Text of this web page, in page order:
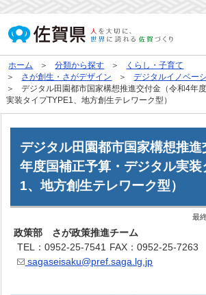
ホーム 分類から探す
くらし・子育て
さが創生・さがデザイン
デジタルイノベー
デジタル田園都市国家構想推進交付金（令和4年
実装タイプTYPE1、地方創生テレワーク型）
デジタル田園都市国家構想推
年度国補正予算・デジタル実
1、地方創生テレワーク型）
最
政策部 さが政策推進チーム
TEL：0952-25-7541 FAX：0952-25-7263
sagaseisaku@pref.saga.lg.jp